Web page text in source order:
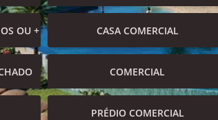
OU + CASA COMERCIAL
COMERCIAL
PRÉDIO COMERCIAL